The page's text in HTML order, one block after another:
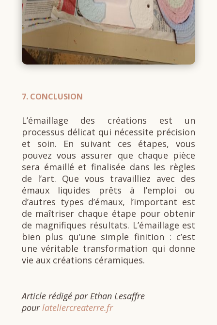
7. CONCLUSION
L’émaillage des créations est un
processus délicat qui nécessite précision
et soin. En suivant ces étapes, vous
pouvez vous assurer que chaque pièce
sera émaillé et finalisée dans les règles
de l’art. Que vous travailliez avec des
émaux liquides prêts à l’emploi ou
d’autres types d’émaux, l’important est
de maîtriser chaque étape pour obtenir
de magnifiques résultats. L’émaillage est
bien plus qu’une simple finition : c’est
une véritable transformation qui donne
vie aux créations céramiques.
Article rédigé par Ethan Lesaffre
pourlateliercreaterre.fr